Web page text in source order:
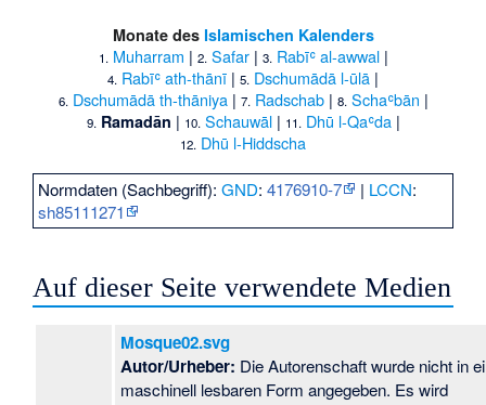
Monate des Islamischen Kalenders
1. Muharram | 2. Safar| 3. Rabīʿ al-awwal|
4. Rabīʿ ath-thānī | 5. Dschumādā l-ūlā |
6. Dschumādā th-thāniya| 7. Radschab| 8. Schaʿbān |
9. Ramadān | 10. Schauwāl| 11. Dhū l-Qaʿda|
12. Dhū l-Hiddscha
Normdaten (Sachbegriff):GND:4176910-7 | LCCN:
sh85111271
Auf dieser Seite verwendete Medien
Mosque02.svg
Autor/Urheber: Die Autorenschaft wurde nicht in
maschinell lesbaren Form angegeben. Es wird